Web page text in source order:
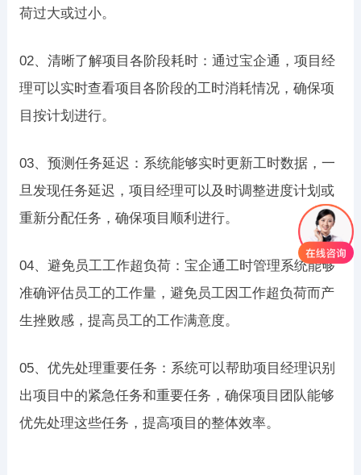
荷过大或过小。
02、清晰了解项目各阶段耗时：通过宝企通，项目经
理可以实时查看项目各阶段的工时消耗情况，确保项
目按计划进行。
03、预测任务延迟：系统能够实时更新工时数据，一
旦发现任务延迟，项目经理可以及时调整进度计划或
重新分配任务，确保项目顺利进行。
04、避免员工工作超负荷：宝企通工时管理系统能够
准确评估员工的工作量，避免员工因工作超负荷而产
生挫败感，提高员工的工作满意度。
05、优先处理重要任务：系统可以帮助项目经理识别
出项目中的紧急任务和重要任务，确保项目团队能够
优先处理这些任务，提高项目的整体效率。